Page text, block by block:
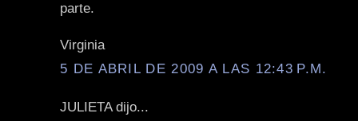
parte.
Virginia
5 DE ABRIL DE 2009 A LAS 12:43 P.M.
JULIETA dijo...